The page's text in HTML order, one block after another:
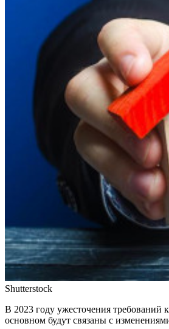
Shutterstock
В 2023 году ужесточения
основном будут связаны с